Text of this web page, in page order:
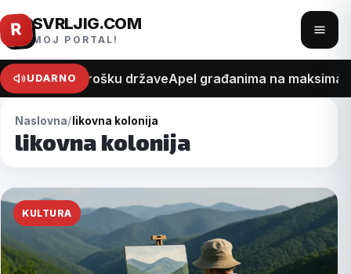
Pređi
na
sadržaj
R SVRLJIG.COM
MOJ PORTAL!
meni
UDARNO
recept o trošku državeApel građanima na
Naslovna likovna kolonija
likovna kolonija
KULTURA